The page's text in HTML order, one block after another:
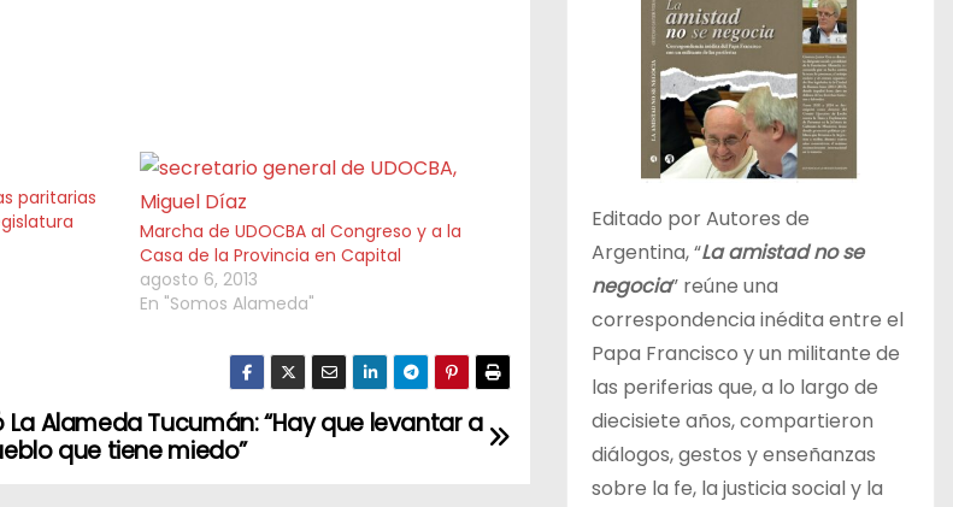
paritarias
Marcha de UDOCBA al Congreso y a la
Casa de la Provincia en Capital
agosto 6, 2013
En "Somos Alameda"
La Alameda Tucumán: “Hay que levantar a
que tiene miedo”
Editado por Autores de
Argentina, “La amistad no se
negocia” reúne una
correspondencia inédita entre el
Papa Francisco y un militante de
las periferias que, a lo largo de
diecisiete años, compartieron
diálogos, gestos y enseñanzas
sobre la fe, la justicia social y la